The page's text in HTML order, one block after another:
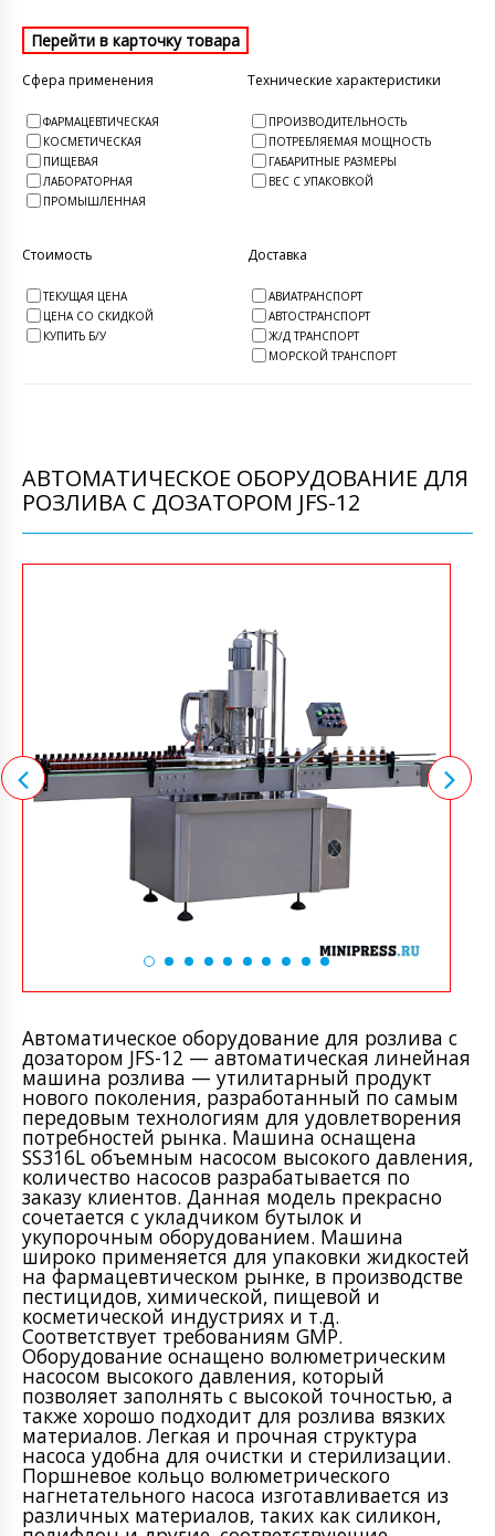
Сфера применения
ФАРМАЦЕВТИЧЕСКАЯ
КОСМЕТИЧЕСКАЯ
ПИЩЕВАЯ
ЛАБОРАТОРНАЯ
ПРОМЫШЛЕННАЯ
Технические характеристики
ПРОИЗВОДИТЕЛЬНОСТЬ
ПОТРЕБЛЯЕМАЯ МОЩНОСТЬ
ГАБАРИТНЫЕ РАЗМЕРЫ
ВЕС С УПАКОВКОЙ
Стоимость
ТЕКУЩАЯ ЦЕНА
ЦЕНА СО СКИДКОЙ
КУПИТЬ Б/У
Доставка
АВИАТРАНСПОРТ
АВТОСТРАНСПОРТ
Ж/Д ТРАНСПОРТ
МОРСКОЙ ТРАНСПОРТ
АВТОМАТИЧЕСКОЕ ОБОРУДОВАНИЕ ДЛЯ
РОЗЛИВА С ДОЗАТОРОМ JFS-12
Автоматическое оборудование для розлива с
дозатором JFS-12 — автоматическая линейная
машина розлива — утилитарный продукт
нового поколения, разработанный по самым
передовым технологиям для удовлетворения
потребностей рынка. Машина оснащена
SS316L объемным насосом высокого давления,
количество насосов разрабатывается по
заказу клиентов. Данная модель прекрасно
сочетается с укладчиком бутылок и
укупорочным оборудованием. Машина
широко применяется для упаковки жидкостей
на фармацевтическом рынке, в производстве
пестицидов, химической, пищевой и
косметической индустриях и т.д.
Соответствует требованиям GMP.
Оборудование оснащено волюметрическим
насосом высокого давления, который
позволяет заполнять с высокой точностью, а
также хорошо подходит для розлива вязких
материалов. Легкая и прочная структура
насоса удобна для очистки и стерилизации.
Поршневое кольцо волюметрического
нагнетательного насоса изготавливается из
различных материалов, таких как силикон,